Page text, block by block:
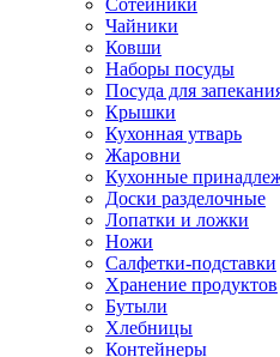
Сотейники
Чайники
Ковши
Наборы посуды
Посуда для
Крышки
Кухонная утварь
Жаровни
Кухонные
Доски разделочные
Лопатки и ложки
Ножи
Салфетки-подставки
Хранение продуктов
Бутыли
Хлебницы
Контейнеры